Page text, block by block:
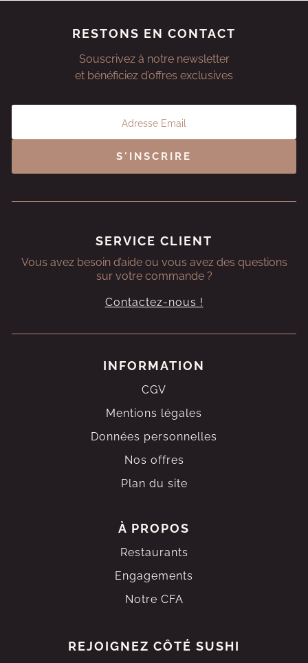
RESTONS EN CONTACT
Souscrivez à notre newsletter
et bénéficiez d’offres exclusives
S'INSCRIRE
SERVICE CLIENT
Vous avez besoin d’aide ou vous avez des questions
sur votre commande ?
Contactez-nous !
INFORMATION
CGV
Mentions légales
Données personnelles
Nos offres
Plan du site
À PROPOS
Restaurants
Engagements
Notre CFA
REJOIGNEZ CÔTÉ SUSHI